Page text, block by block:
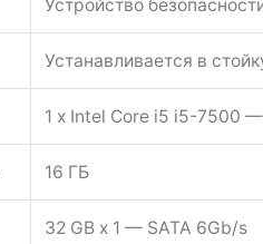
Устройство
Устанавливается в
1 x Intel Core i5 i5-7500
16 ГБ
32 GB x 1 — SATA 6Gb/s